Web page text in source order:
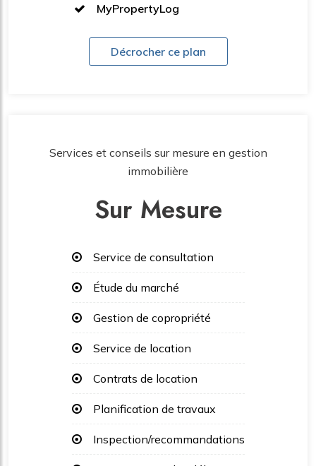
MyPropertyLog
Décrocher ce plan
Services et conseils sur mesure en gestion
immobilière
Sur Mesure
Service de consultation
Étude du marché
Gestion de copropriété
Service de location
Contrats de location
Planification de travaux
Inspection/recommandations